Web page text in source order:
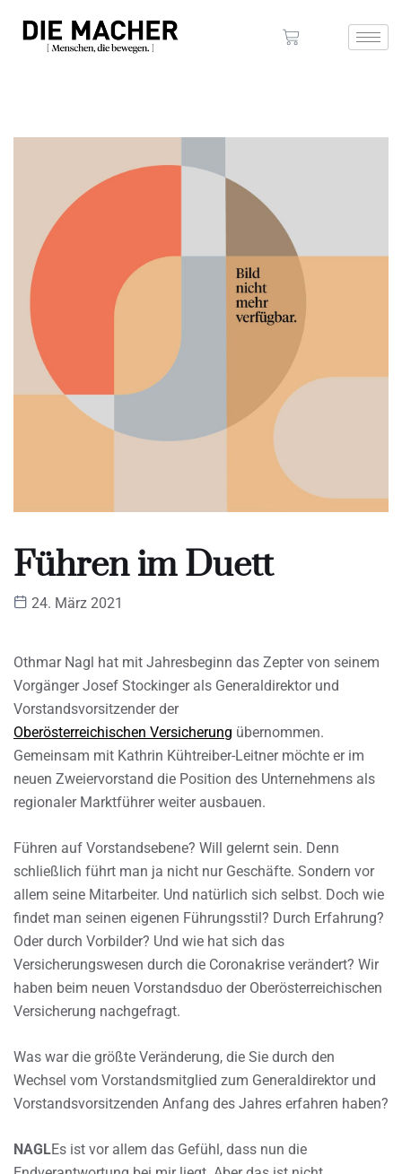
Führen im Duett
24. März 2021
Othmar Nagl hat mit Jahresbeginn das Zepter von seinem
Vorgänger Josef Stockinger als Generaldirektor und
Vorstandsvorsitzender der
Oberösterreichischen Versicherung übernommen.
Gemeinsam mit Kathrin Kühtreiber-Leitner möchte er im
neuen Zweiervorstand die Position des Unternehmens als
regionaler Marktführer weiter ausbauen.
Führen auf Vorstandsebene? Will gelernt sein. Denn
schließlich führt man ja nicht nur Geschäfte. Sondern vor
allem seine Mitarbeiter. Und natürlich sich selbst. Doch wie
findet man seinen eigenen Führungsstil? Durch Erfahrung?
Oder durch Vorbilder? Und wie hat sich das
Versicherungswesen durch die Coronakrise verändert? Wir
haben beim neuen Vorstandsduo der Oberösterreichischen
Versicherung nachgefragt.
Was war die größte Veränderung, die Sie durch den
Wechsel vom Vorstandsmitglied zum Generaldirektor und
Vorstandsvorsitzenden Anfang des Jahres erfahren haben?
NAGLEs ist vor allem das Gefühl, dass nun die